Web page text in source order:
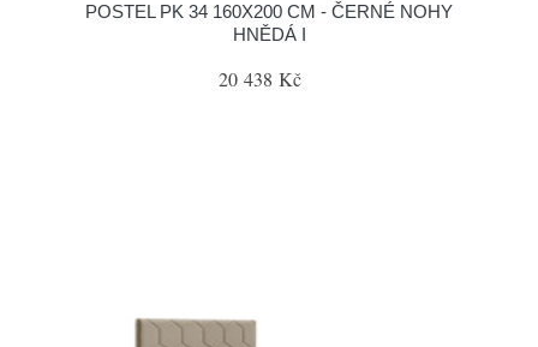
POSTEL PK 34 160X200 CM - ČERNÉ NOHY
HNĚDÁ I
20 438 Kč